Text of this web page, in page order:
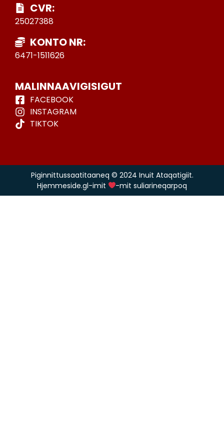
CVR:
25027388
KONTO NR:
6471-1511626
MALINNAAVIGISIGUT
FACEBOOK
INSTAGRAM
TIKTOK
Piginnittussaatitaaneq © 2024 Inuit Ataqatigiit.
Hjemmeside.gl-imit
-mit suliarineqarpoq